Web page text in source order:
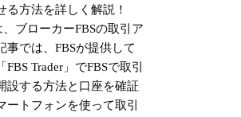
る方法を詳しく解説！
、ブローカーFBSの取引ア
事では、FBSが提供して
Trader」でFBSで取引
設する方法と口座を確証
ートフォンを使って取引